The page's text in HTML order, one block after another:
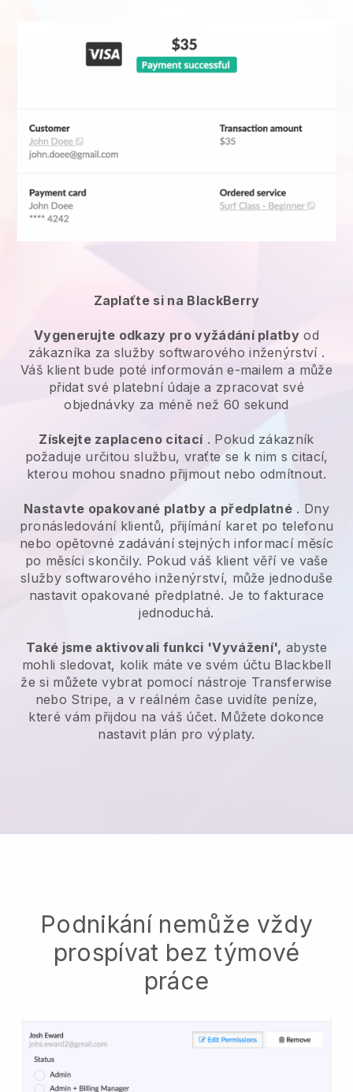
Zaplaťte si na BlackBerry
Vygenerujte odkazy pro vyžádání platby od
zákazníka za služby softwarového inženýrství.
Váš klient bude poté informován e-mailem a může
přidat své platební údaje a zpracovat své
objednávky za méně než 60 sekund
Získejte zaplaceno citací. Pokud zákazník
požaduje určitou službu, vraťte se k nim s citací,
kterou mohou snadno přijmout nebo odmítnout.
Nastavte opakované platby a předplatné . Dny
pronásledování klientů, přijímání karet po telefonu
nebo opětovné zadávání stejných informací měsíc
po měsíci skončily. Pokud váš klient věří ve vaše
služby softwarového inženýrství, může jednoduše
nastavit opakované předplatné. Je to fakturace
jednoduchá.
Také jsme aktivovali funkci 'Vyvážení', abyste
mohli sledovat, kolik máte ve svém účtu Blackbell
že si můžete vybrat pomocí nástroje Transferwise
nebo Stripe, a v reálném čase uvidíte peníze,
které vám přijdou na váš účet. Můžete dokonce
nastavit plán pro výplaty.
Podnikání nemůže vždy
prospívat bez týmové
práce